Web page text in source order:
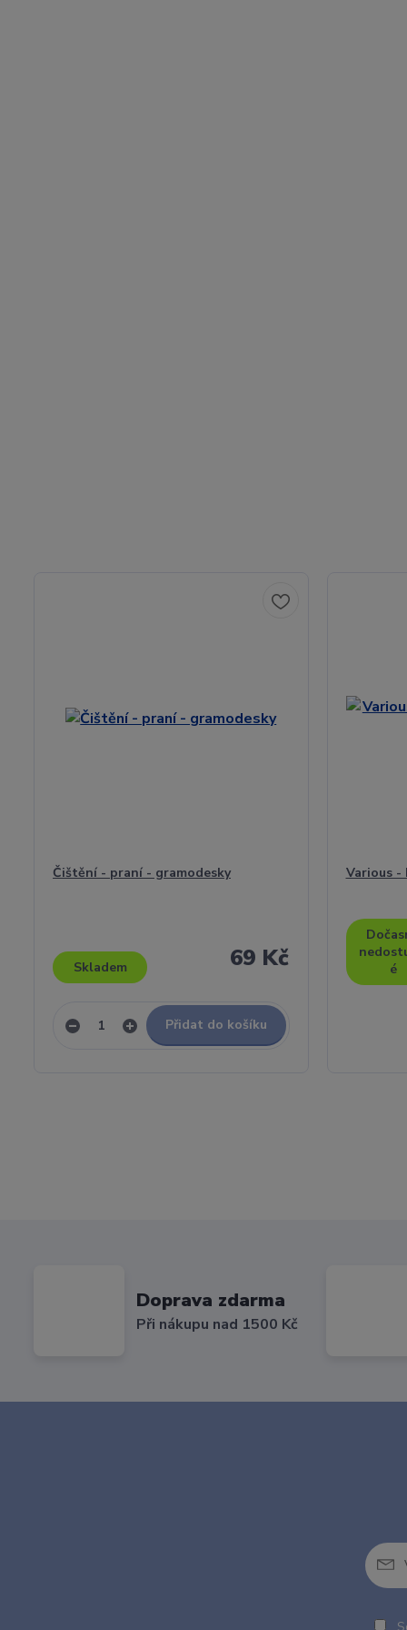
Čištění - praní - gramodesky
69 Kč
Skladem
Přidat do košíku
Various -
é
Doprava zdarma
Při nákupu nad 1500 Kč